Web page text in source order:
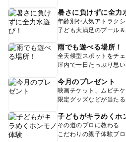
暑さに負けずに全力
年齢別や人気アトラク
子ども大満足のプール
雨でも遊べる場所！
全天候型スポットをチェ
屋内で一日たっぷり思
今月のプレゼント
映画チケット、ムビチケ
限定グッズなどが当たる
子どもがキラめくホ
その道のプロに教わる
こだわりの親子体験プロ